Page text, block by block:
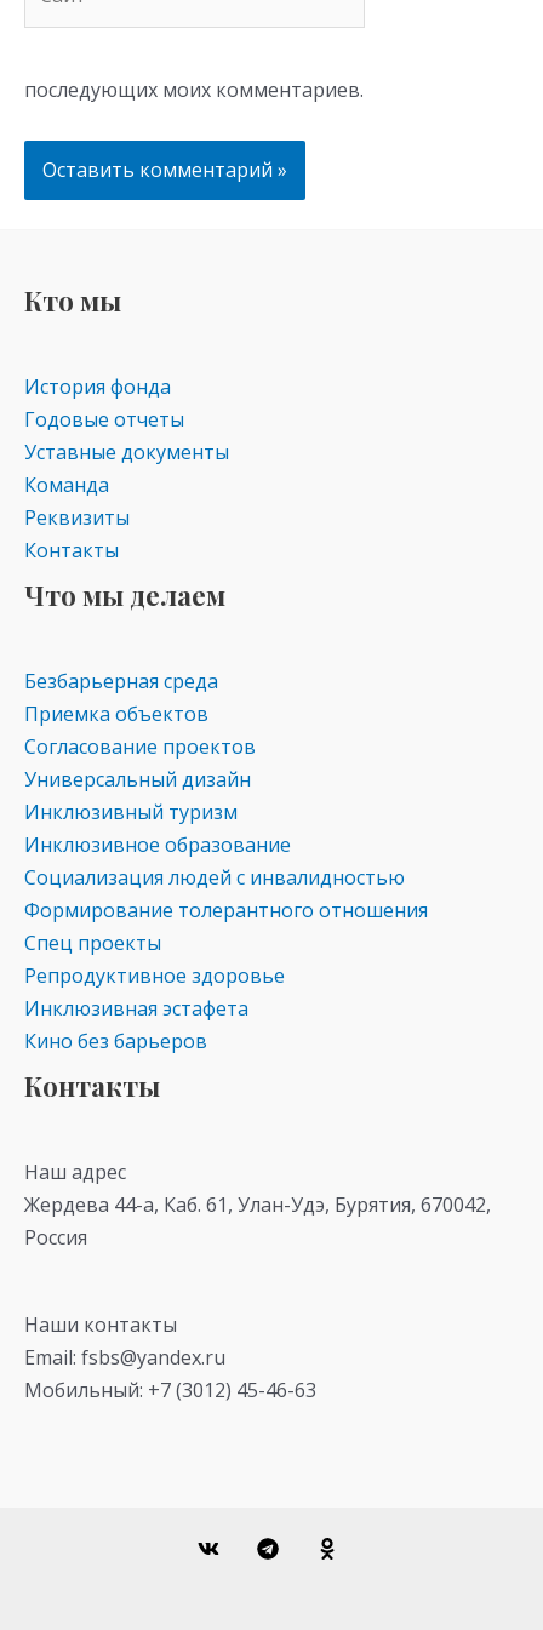
последующих моих комментариев.
Кто мы
История фонда
Годовые отчеты
Уставные документы
Команда
Реквизиты
Контакты
Что мы делаем
Безбарьерная среда
Приемка объектов
Согласование проектов
Универсальный дизайн
Инклюзивный туризм
Инклюзивное образование
Социализация людей с инвалидностью
Формирование толерантного отношения
Спец проекты
Репродуктивное здоровье
Инклюзивная эстафета
Кино без барьеров
Контакты
Наш адрес
Жердева 44-а, Каб. 61, Улан-Удэ, Бурятия, 670042,
Россия
Наши контакты
Email: fsbs@yandex.ru
Мобильный: +7 (3012) 45-46-63